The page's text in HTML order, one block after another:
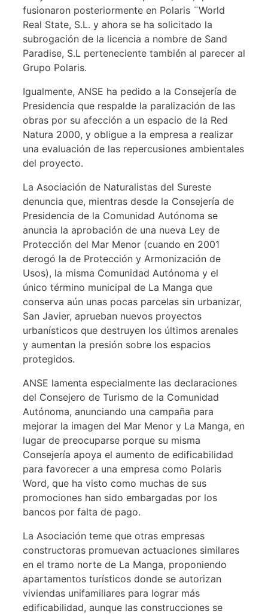
fusionaron posteriormente en Polaris ¨World
Real State, S.L. y ahora se ha solicitado la
subrogación de la licencia a nombre de Sand
Paradise, S.L perteneciente también al parecer al
Grupo Polaris.
Igualmente, ANSE ha pedido a la Consejería de
Presidencia que respalde la paralización de las
obras por su afección a un espacio de la Red
Natura 2000, y obligue a la empresa a realizar
una evaluación de las repercusiones ambientales
del proyecto.
La Asociación de Naturalistas del Sureste
denuncia que, mientras desde la Consejería de
Presidencia de la Comunidad Autónoma se
anuncia la aprobación de una nueva Ley de
Protección del Mar Menor (cuando en 2001
derogó la de Protección y Armonización de
Usos), la misma Comunidad Autónoma y el
único término municipal de La Manga que
conserva aún unas pocas parcelas sin urbanizar,
San Javier, aprueban nuevos proyectos
urbanísticos que destruyen los últimos arenales
y aumentan la presión sobre los espacios
protegidos.
ANSE lamenta especialmente las declaraciones
del Consejero de Turismo de la Comunidad
Autónoma, anunciando una campaña para
mejorar la imagen del Mar Menor y La Manga, en
lugar de preocuparse porque su misma
Consejería apoya el aumento de edificabilidad
para favorecer a una empresa como Polaris
Word, que ha visto como muchas de sus
promociones han sido embargadas por los
bancos por falta de pago.
La Asociación teme que otras empresas
constructoras promuevan actuaciones similares
en el tramo norte de La Manga, proponiendo
apartamentos turísticos donde se autorizan
viviendas unifamiliares para lograr más
edificabilidad, aunque las construcciones se